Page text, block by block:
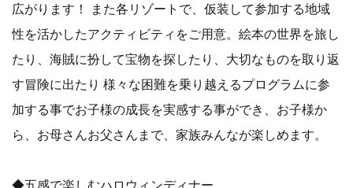
広がります！ また各リゾートで、仮装して参加する地域
性を活かしたアクティビティをご用意。絵本の世界を旅し
たり、海賊に扮して宝物を探したり、大切なものを取り返
す冒険に出たり 様々な困難を乗り越えるプログラムに参
加する事でお子様の成長を実感する事ができ、お子様か
ら、お母さんお父さんまで、家族みんなが楽しめます。
◆五感で楽しむハロウィンディナー